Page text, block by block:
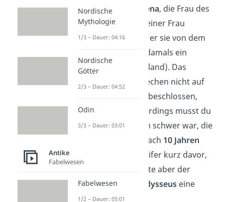
KönigssohnParis Helena, die Frau des
Spartanerkönigs, zu seiner Frau
machen. Dafür raubte er sie von dem
König der Spartaner (damals ein
Stadtstaat in Griechenland). Das
wollten er und die Griechen nicht auf
sich sitzen lassen und beschlossen,
Troja anzugreifen. Allerdings musst du
wissen, dass es extrem schwer war, die
Stadt einzunehmen. Nach 10 Jahren
Krieg
waren die Angreifer kurz davor,
aufzugeben. Dann hatte aber der
griechische Krieger
Odysseuseine
Idee:
Nordische
Mythologie
1/3 – Dauer: 04:16
Nordische
Götter
2/3 – Dauer: 04:52
Odin
3/3 – Dauer: 03:01
Antike
Fabelwesen
Fabelwesen
1/2 – Dauer: 05:01